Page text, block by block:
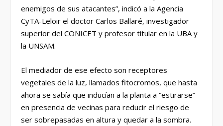
enemigos de sus atacantes”, indicó a la Agencia
CyTA-Leloir el doctor Carlos Ballaré, investigador
superior del CONICET y profesor titular en la UBA y
la UNSAM.
El mediador de ese efecto son receptores
vegetales de la luz, llamados fitocromos, que hasta
ahora se sabía que inducían a la planta a “estirarse”
en presencia de vecinas para reducir el riesgo de
ser sobrepasadas en altura y quedar a la sombra.